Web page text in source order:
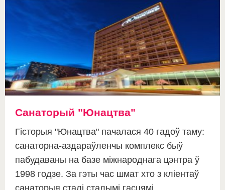
Санаторый "Юнацтва"
Гісторыя "Юнацтва" пачалася 40 гадоў таму:
санаторна-аздараўленчы комплекс быў
пабудаваны на базе міжнароднага цэнтра ў
1998 годзе. За гэты час шмат хто з кліентаў
санаторыя сталі сталымі гасцямі.